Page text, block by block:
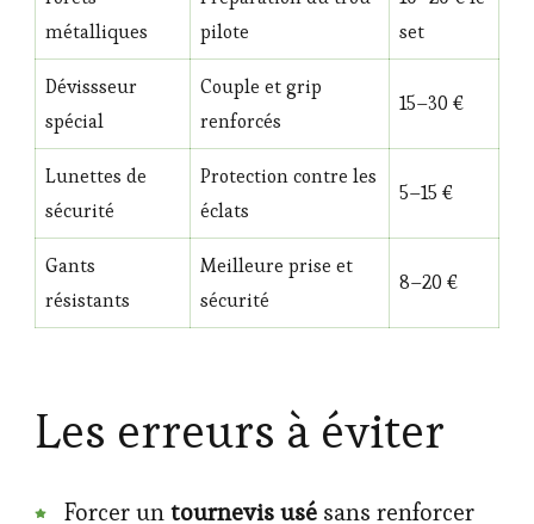
métalliques
pilote
set
Dévissseur
spécial
Couple et grip
renforcés
15–30 €
Lunettes de
sécurité
Protection contre les
éclats
5–15 €
Gants
résistants
Meilleure prise et
sécurité
8–20 €
Les erreurs à éviter
Forcer untournevis usé sans renforcer